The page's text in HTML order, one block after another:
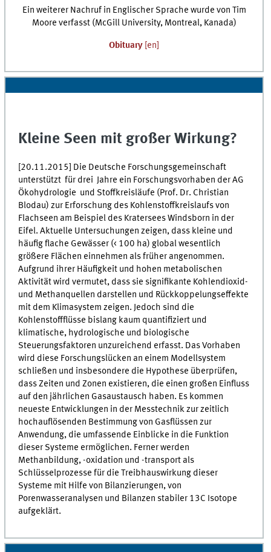
Ein weiterer Nachruf in Englischer Sprache wurde von Tim
Moore verfasst (McGill University, Montreal, Kanada)
Obituary [en]
Kleine Seen mit großer Wirkung?
[20.11.2015] Die Deutsche Forschungsgemeinschaft
unterstützt für drei Jahre ein Forschungsvorhaben der AG
Ökohydrologie und Stoffkreisläufe (Prof. Dr. Christian
Blodau) zur Erforschung des Kohlenstoffkreislaufs von
Flachseen am Beispiel des Kratersees Windsborn in der
Eifel. Aktuelle Untersuchungen zeigen, dass kleine und
häufig flache Gewässer (< 100 ha) global wesentlich
größere Flächen einnehmen als früher angenommen.
Aufgrund ihrer Häufigkeit und hohen metabolischen
Aktivität wird vermutet, dass sie signifikante Kohlendioxid-
und Methanquellen darstellen und Rückkoppelungseffekte
mit dem Klimasystem zeigen. Jedoch sind die
Kohlenstoffflüsse bislang kaum quantifiziert und
klimatische, hydrologische und biologische
Steuerungsfaktoren unzureichend erfasst. Das Vorhaben
wird diese Forschungslücken an einem Modellsystem
schließen und insbesondere die Hypothese überprüfen,
dass Zeiten und Zonen existieren, die einen großen Einfluss
auf den jährlichen Gasaustausch haben. Es kommen
neueste Entwicklungen in der Messtechnik zur zeitlich
hochauflösenden Bestimmung von Gasflüssen zur
Anwendung, die umfassende Einblicke in die Funktion
dieser Systeme ermöglichen. Ferner werden
Methanbildung, -oxidation und -transport als
Schlüsselprozesse für die Treibhauswirkung dieser
Systeme mit Hilfe von Bilanzierungen, von
Porenwasseranalysen und Bilanzen stabiler 13C Isotope
aufgeklärt.